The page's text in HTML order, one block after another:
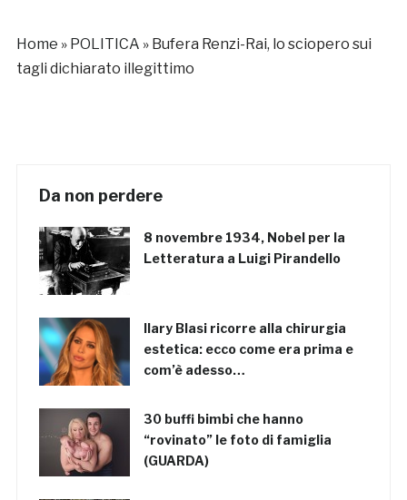
Home » POLITICA » Bufera Renzi-Rai, lo sciopero sui
tagli dichiarato illegittimo
Da non perdere
8 novembre 1934, Nobel per la
Letteratura a Luigi Pirandello
Ilary Blasi ricorre alla chirurgia
estetica: ecco come era prima e
com’è adesso…
30 buffi bimbi che hanno
“rovinato” le foto di famiglia
(GUARDA)